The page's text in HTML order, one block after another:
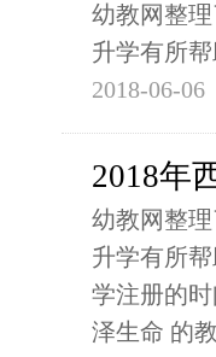
幼教网整
升学有所
2018-06-06
2018年
幼教网整
升学有所
学注册的
泽生命 的